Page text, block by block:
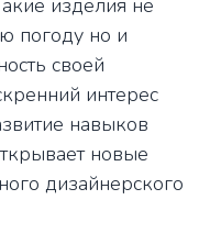
погоду но и
своей
интерес
навыков
новые
дизайнерского